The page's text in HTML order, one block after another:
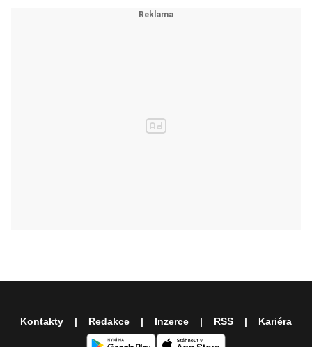
Kontakty Redakce Inzerce RSS Kariéra